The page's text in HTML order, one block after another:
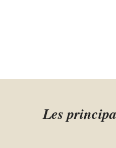
auprès de lui les
Les